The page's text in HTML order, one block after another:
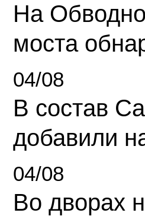
На
моста
04/08
В состав
добавили
04/08
Во дворах